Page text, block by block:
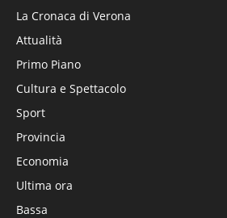
La Cronaca di Verona
Attualità
Primo Piano
Cultura e Spettacolo
Sport
Provincia
Economia
Ultima ora
Bassa